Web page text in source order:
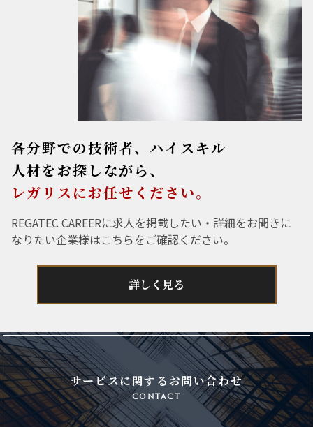
各分野での技術者、ハイスキル
人材をお探しながら、
レガリスにお任せください。
REGATEC CAREERに求人を掲載したい・詳細をお聞きに
なりたい企業様はこちらをご確認ください。
詳しく見る
サービスに関するお問い合わせ
contact